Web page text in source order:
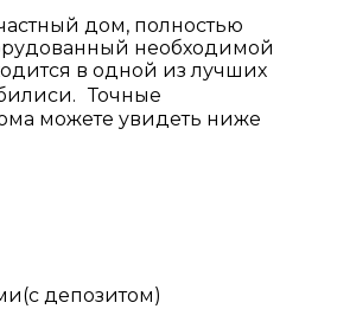
дом, полностью
необходимой
в одной из лучших
Точные
можете увидеть ниже
депозитом)